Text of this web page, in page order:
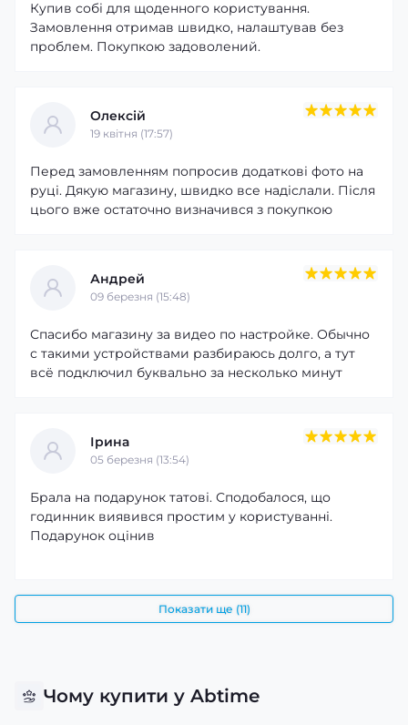
підсвічуванням забезпечує комфортне використання як
удень, так і в темний час доби.
Купив собі для щоденного користування.
Замовлення отримав швидко, налаштував без
проблем. Покупкою задоволений.
Олексій
19 квітня (17:57)
Перед замовленням попросив додаткові фото на
руці. Дякую магазину, швидко все надіслали. Після
цього вже остаточно визначився з покупкою
Андрей
09 березня (15:48)
Спасибо магазину за видео по настройке. Обычно
с такими устройствами разбираюсь долго, а тут
всё подключил буквально за несколько минут
Ірина
05 березня (13:54)
Брала на подарунок татові. Сподобалося, що
годинник виявився простим у користуванні.
Подарунок оцінив
Показати ще (11)
Чому купити у Abtime